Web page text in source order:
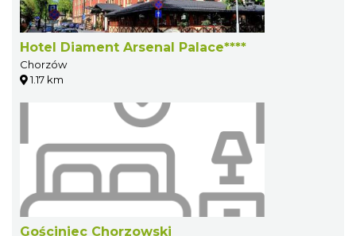
Hotel Diament Arsenal Palace****
Chorzów
1.17 km
Gościniec Chorzowski